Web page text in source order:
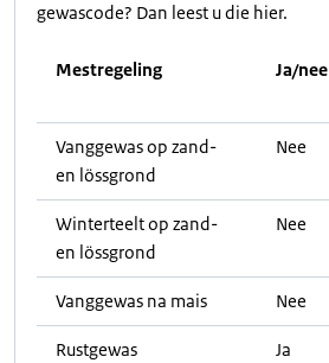
gewascode? Dan leest u die hier.
Mestregeling Ja/nee
Vanggewas op zand-
en lössgrond
Nee
Winterteelt op zand-
en lössgrond
Nee
Vanggewas na mais Nee
Rustgewas Ja